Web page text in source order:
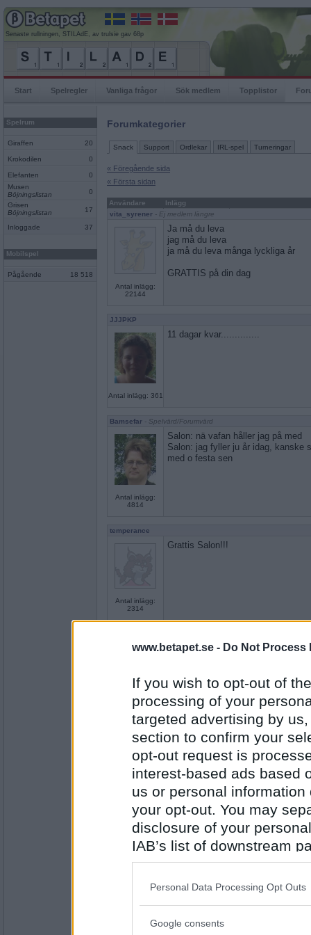
www.betapet.se - Do Not Process
If you wish to opt-out of
processing of your
targeted advertising by
section to confirm your
opt-out request is
interest-based ads based
us or personal
your opt-out. You may
disclosure of your
IAB’s list of downstream
also be disclosed by us
Downstream Participants
Please note that this
Personal Data Processing Opt Outs
Google consents
Senaste rullningen, STILAdE, av trulsie gav 68p
Start Spelregler Vanliga frågor Sök medlem Topplistor
Spelrum
Giraffen 20
Krokodilen 0
Elefanten
0
Musen
Böjningslistan
0
Grisen
Böjningslistan
17
Inloggade 37
Mobilspel
Pågående 18 518
Forumkategorier
Snack Support Ordlekar IRL-spel Turneringar
« Föregående sida
« Första sidan
Användare
Inlägg
vita_syrener - Ej medlem längre
Antal inlägg:
22144
Ja må du leva
jag må du leva
ja må du leva många lyckliga år
GRATTIS på din dag
JJJPKP
Antal inlägg: 361
11 dagar kvar..............
Bamsefar - Spelvärd/Forumvärd
Antal inlägg:
4814
Salon: nä vafan håller jag på med
Salon: jag fyller ju år idag, kanske
med o festa sen
temperance
Antal inlägg:
2314
Grattis Salon!!!
Antal inlägg: 471
:) Tack!
- Ej medlem längre
- Ej medlem längre
Tack görra
- Ej medlem längre